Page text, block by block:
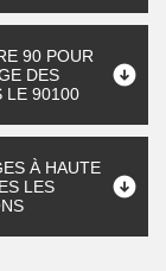
90 POUR
DES
LE 90100
À HAUTE
LES